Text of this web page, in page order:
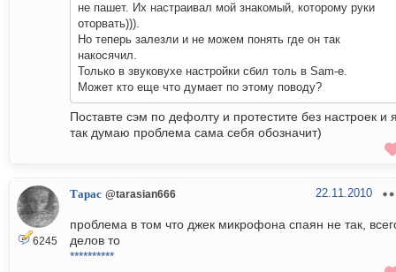
не пашет. Их настраивал мой знакомый, которому руки
оторвать))).
Но теперь залезли и не можем понять где он так
накосячил.
Только в звуковухе настройки сбил толь в Sam-е.
Может кто еще что думает по этому поводу?
Поставте сэм по дефолту и протестите без настроек и
так думаю проблема сама себя обозначит)
6245
Тарас @tarasian666 22.11.2010
проблема в том что джек микрофона спаян не так,
делов то
**********